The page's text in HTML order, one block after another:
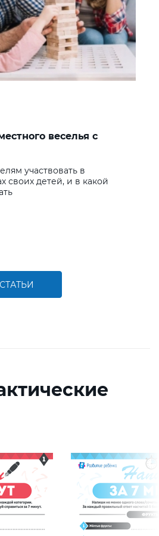
веселья с
участвовать в
своих детей, и в какой